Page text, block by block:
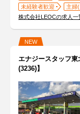
未経験者歓迎
主婦
株式会社LEOCの求人一
NEW
エナジースタッフ
(3236)】